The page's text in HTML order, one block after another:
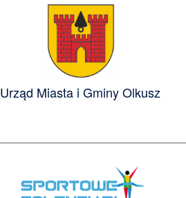
Urząd Miasta i Gminy Olkusz